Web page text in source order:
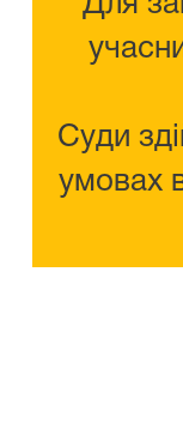
Суди
умовах